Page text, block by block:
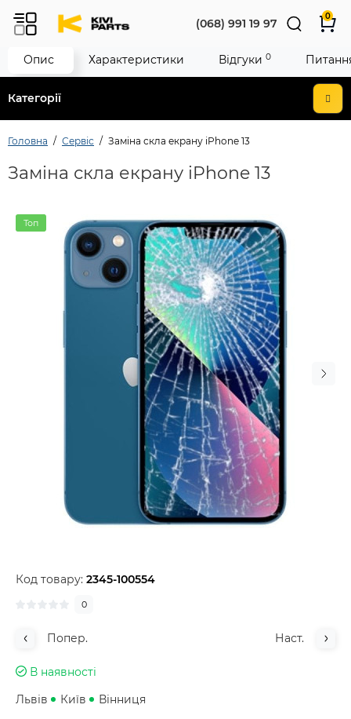
Категорії
(068) 991 19 97
0
Головна Сервіс Заміна скла екрану iPhone 13
Заміна скла екрану iPhone 13
Топ
Код товару: 2345-100554
0
Попер. Наст.
В наявності
Львів
Київ Вінниця
Опис Характеристики Відгуки 0